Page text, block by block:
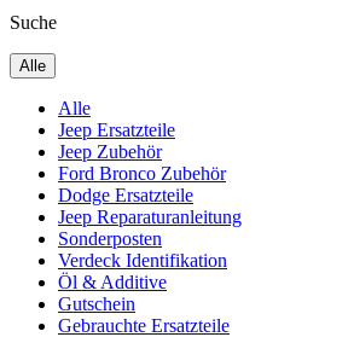
Suche
Alle
Alle
Jeep Ersatzteile
Jeep Zubehör
Ford Bronco Zubehör
Dodge Ersatzteile
Jeep Reparaturanleitung
Sonderposten
Verdeck Identifikation
Öl & Additive
Gutschein
Gebrauchte Ersatzteile